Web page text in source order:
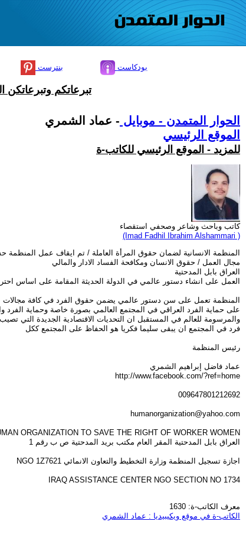
بنترست بودكاست
تبرعاتكم وتبرعاتكن
الحوار المتمدن - موبايل - عماد الشمري
الموقع الرئيسي
للمزيد - الموقع الرئيسي للكاتب-ة
كاتب وباحث وشاعر وصحفي استقصاء
(Imad Fadhil Ibrahim Alshammari )
المنظمة الانسانية لضمان حقوق المرأة العاملة / تم ايقاف عمل
مجال العمل / حقوق الانسان ومكافحة الفساد الادار والمالي
العراق بابل المدحتية
العمل على انشاء دستور عالمي في الدولة الحديثة المقامة على اساس
المنظمة تعمل على سن دستور عالمي يضمن حقوق الفرد في كافة مجالات عمله
على حماية الفرد العراقي في المجتمع العالمي بصورة خاصة وحماية
والمرسومة للعالم في المستقبل ان التحديات الاقتصادية الجديدة التي
فرد في المجتمع ان يبقى سليما فكريا هو الحفاظ على المجتمع ككل
رئيس المنظمة
عماد فاضل إبراهيم الشمري
http://www.facebook.com/?ref=home
009647801212692
humanorganization@yahoo.com
ORGANIZATION TO SAVE THE RIGHT OF WORKER WOMEN
العراق بابل المدحتية المقر العام مكتب بريد المدحتية ص ب رقم 1
اجازة تسجيل المنظمة وزارة التخطيط والتعاون الانمائي NGO 1Z7621
IRAQ ASSISTANCE CENTER NGO SECTION NO 1734
معرف الكاتب-ة: 1630
الكاتب-ة في موقع ويكيبيديا : عماد الشمري